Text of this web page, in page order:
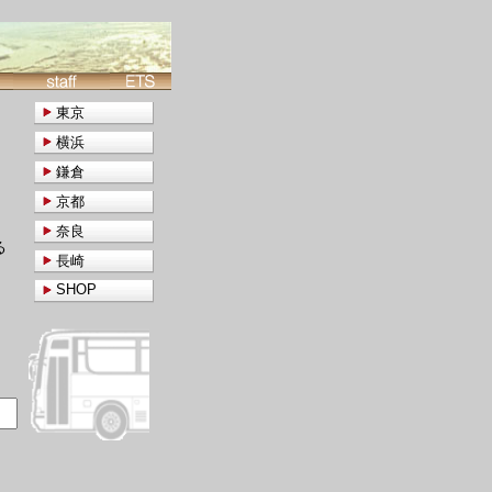
東京
横浜
鎌倉
京都
奈良
長崎
SHOP